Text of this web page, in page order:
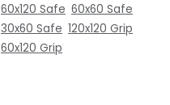
60x120 Safe 60x60 Safe
30x60 Safe 120x120 Grip
60x120 Grip